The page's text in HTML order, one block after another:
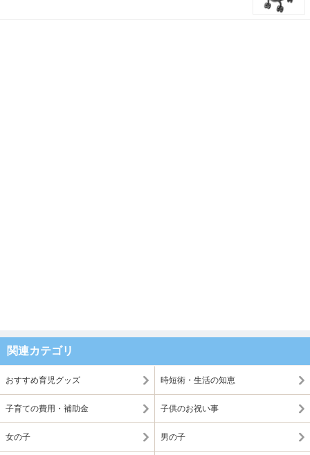
関連カテゴリ
おすすめ育児グッズ 時短術・生活の知恵
子育ての費用・補助金 子供のお祝い事
女の子 男の子